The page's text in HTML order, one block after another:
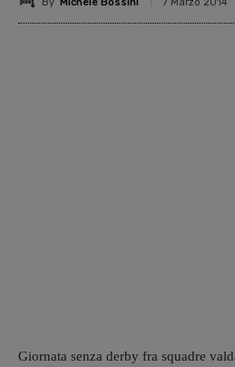
Giornata senza derby fra squadre